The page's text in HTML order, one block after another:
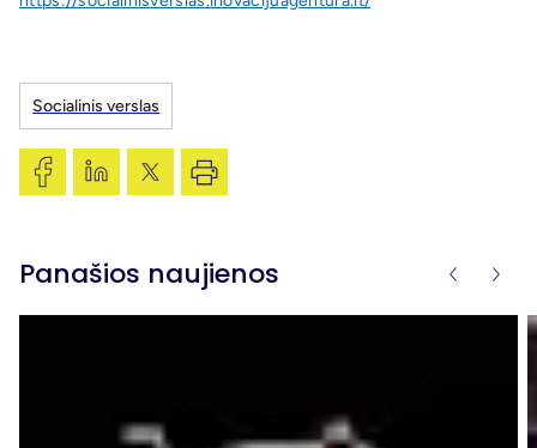
Socialinis verslas
Panašios naujienos